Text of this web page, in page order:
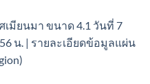
เมียนมา ขนาด 4.1 วันที่ 7
น. | รายละเอียดข้อมูลแผ่น